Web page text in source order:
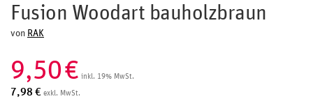
Fusion Woodart bauholzbraun
von RAK
9,50€ inkl. 19% MwSt.
7,98 € exkl. MwSt.